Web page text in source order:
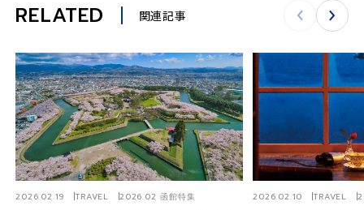
RELATED 関連記事
2026.02.19 TRAVEL 2026.02 函館特集 2026.02.10 TRAVEL